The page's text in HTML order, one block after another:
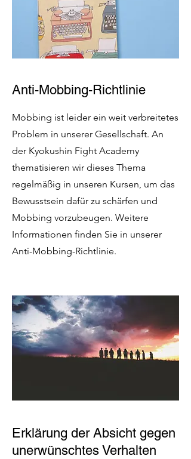
Anti-Mobbing-Richtlinie
Mobbing ist leider ein weit verbreitetes
Problem in unserer Gesellschaft. An
der Kyokushin Fight Academy
thematisieren wir dieses Thema
regelmäßig in unseren Kursen, um das
Bewusstsein dafür zu schärfen und
Mobbing vorzubeugen. Weitere
Informationen finden Sie in unserer
Anti-Mobbing-Richtlinie.
Erklärung der Absicht gegen
unerwünschtes Verhalten